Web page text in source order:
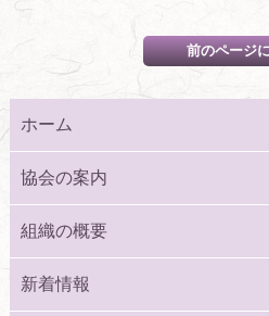
ホーム
協会の案内
組織の概要
新着情報